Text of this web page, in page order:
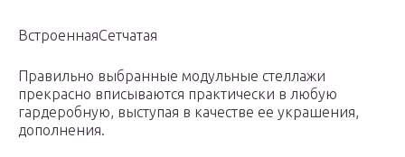
ВстроеннаяСетчатая
Правильно выбранные модульные стеллажи
прекрасно вписываются практически в любую
гардеробную, выступая в качестве ее украшения,
дополнения.